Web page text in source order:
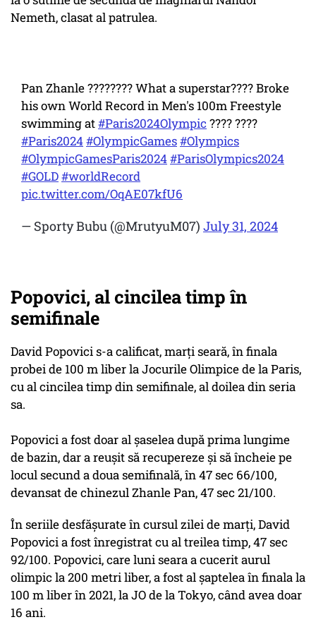
Nemeth, clasat al patrulea.
Pan Zhanle ???????? What a superstar???? Broke
his own World Record in Men's 100m Freestyle
swimming at#Paris2024Olympic ???? ????
#Paris2024#OlympicGames#Olympics
#OlympicGamesParis2024#ParisOlympics2024
#GOLD#worldRecord
pic.twitter.com/OqAE07kfU6
— Sporty Bubu (@MrutyuM07) July 31, 2024
Popovici, al cincilea timp în
semifinale
David Popovici s-a calificat, marți seară, în finala
probei de 100 m liber la Jocurile Olimpice de la Paris,
cu al cincilea timp din semifinale, al doilea din seria
sa.
Popovici a fost doar al șaselea după prima lungime
de bazin, dar a reușit să recupereze și să încheie pe
locul secund a doua semifinală, în 47 sec 66/100,
devansat de chinezul Zhanle Pan, 47 sec 21/100.
În seriile desfășurate în cursul zilei de marți, David
Popovici a fost înregistrat cu al treilea timp, 47 sec
92/100. Popovici, care luni seara a cucerit aurul
olimpic la 200 metri liber, a fost al șaptelea în finala la
100 m liber în 2021, la JO de la Tokyo, când avea doar
16 ani.